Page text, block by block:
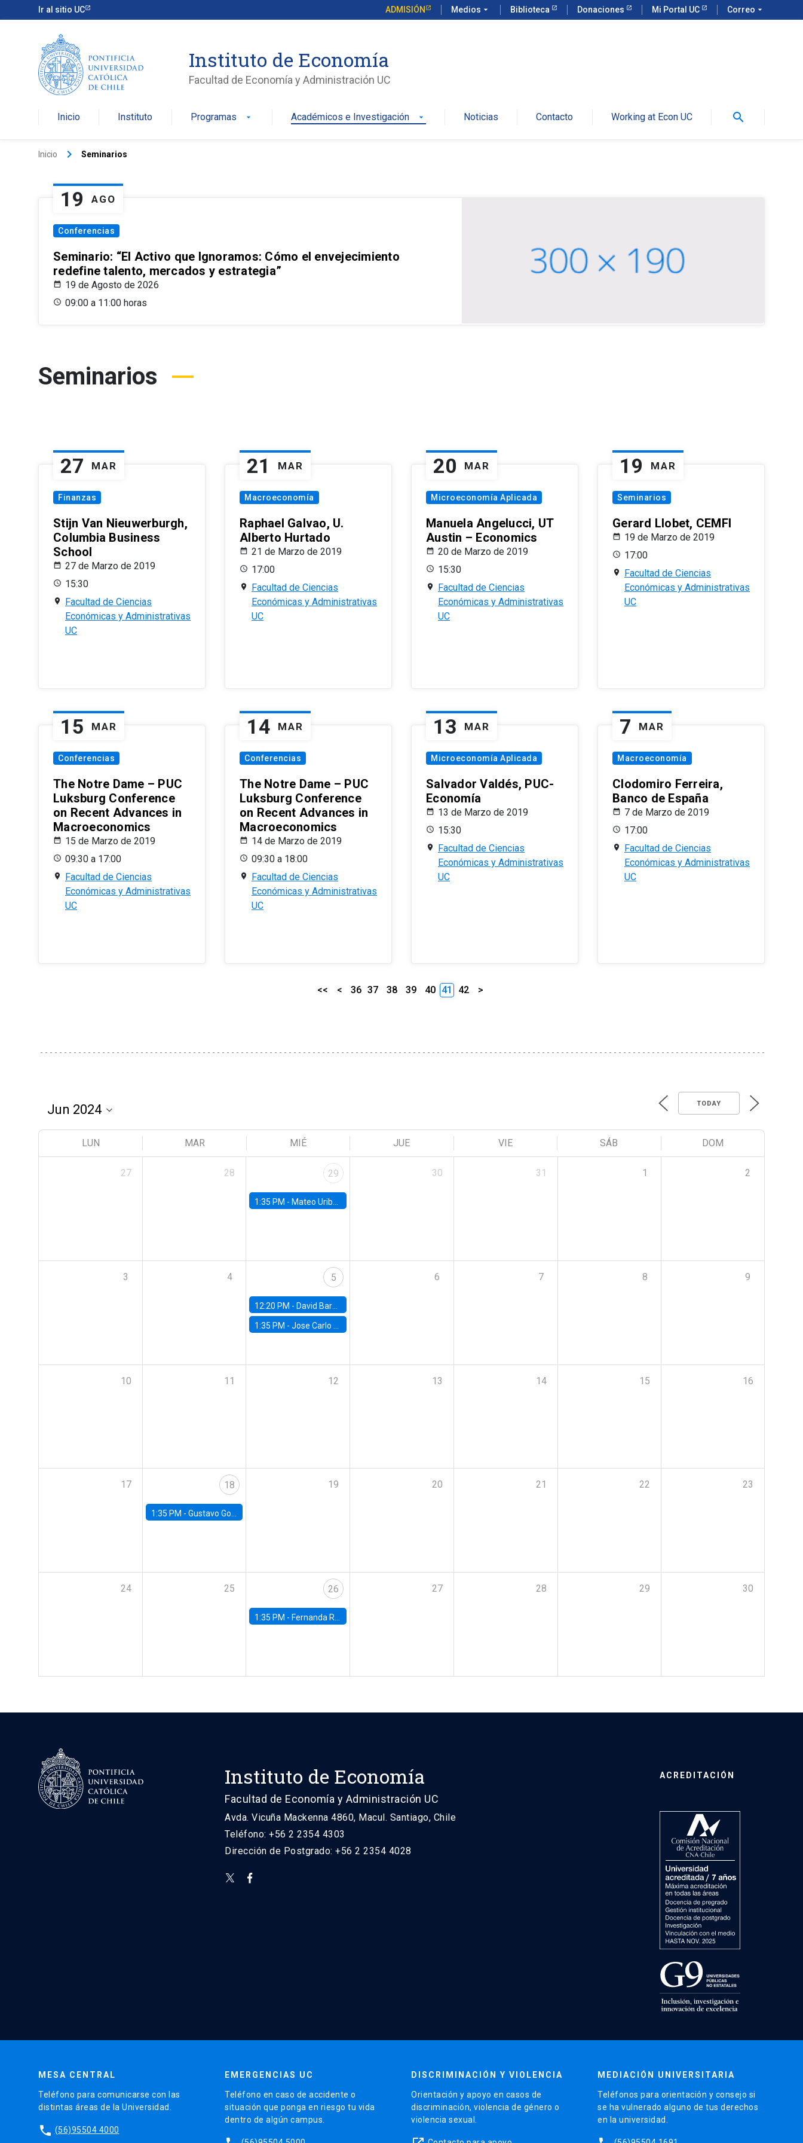
Ir al sitio UC ADMISIÓN Medios arrow_drop_down Biblioteca Donaciones Mi Portal UC Correo arrow_drop_down
Instituto de Economía
Facultad de Economía y Administración UC
Inicio Instituto Programas arrow_drop_down Académicos e Investigación arrow_drop_down Noticias Contacto Working at Econ UC search
Inicio keyboard_arrow_right Seminarios
19 AGO
Conferencias
Seminario: “El Activo que Ignoramos: Cómo el envejecimiento
redefine talento, mercados y estrategia”
19 de Agosto de 2026
09:00 a 11:00 horas
Seminarios
27 MAR
Finanzas
Stijn Van Nieuwerburgh,
Columbia Business
School
27 de Marzo de 2019
15:30
Facultad de Ciencias
Económicas y Administrativas
UC
21 MAR
Macroeconomía
Raphael Galvao, U.
Alberto Hurtado
21 de Marzo de 2019
17:00
Facultad de Ciencias
Económicas y Administrativas
UC
20 MAR
Microeconomía Aplicada
Manuela Angelucci, UT
Austin – Economics
20 de Marzo de 2019
15:30
Facultad de Ciencias
Económicas y Administrativas
UC
19 MAR
Seminarios
Gerard Llobet, CEMFI
19 de Marzo de 2019
17:00
Facultad de Ciencias
Económicas y Administrativas
UC
15 MAR
Conferencias
The Notre Dame – PUC
Luksburg Conference
on Recent Advances in
Macroeconomics
15 de Marzo de 2019
09:30 a 17:00
Facultad de Ciencias
Económicas y Administrativas
UC
14 MAR
Conferencias
The Notre Dame – PUC
Luksburg Conference
on Recent Advances in
Macroeconomics
14 de Marzo de 2019
09:30 a 18:00
Facultad de Ciencias
Económicas y Administrativas
UC
13 MAR
Microeconomía Aplicada
Salvador Valdés, PUC-
Economía
13 de Marzo de 2019
15:30
Facultad de Ciencias
Económicas y Administrativas
UC
7 MAR
Macroeconomía
Clodomiro Ferreira,
Banco de España
7 de Marzo de 2019
17:00
Facultad de Ciencias
Económicas y Administrativas
UC
<< < 36 37 38 39 40 41 42 >
TODAY
LUN MAR MIÉ JUE VIE SÁB DOM
27 28 29
1:35 PM - Mateo Uribe-Castro, Universidad de los Andes (Colombia)
30 31 1 2
3 4 5
12:20 PM - David Bardey, Universidad de los Andes - CEDE
1:35 PM -Jose Carlo Bermudez, UC (ME) & World Bank
6 7 8 9
10 11 12 13 14 15 16
17 18
1:35 PM - Gustavo González, Banco Central de Chile
19 20 21 22 23
24 25 26
1:35 PM - Fernanda Rojas Ampuero, University of Wisconsin-Madison
27 28 29 30
Instituto de Economía
Facultad de Economía y Administración UC
Avda. Vicuña Mackenna 4860, Macul. Santiago, Chile
Teléfono: +56 2 2354 4303
Dirección de Postgrado: +56 2 2354 4028
ACREDITACIÓN
MESA CENTRAL
Teléfono para comunicarse con las
distintas áreas de la Universidad.
phone (56)95504 4000
EMERGENCIAS UC
Teléfono en caso de accidente o
situación que ponga en riesgo tu vida
dentro de algún campus.
DISCRIMINACIÓN Y VIOLENCIA
Orientación y apoyo en casos de
discriminación, violencia de género o
violencia sexual.
MEDIACIÓN UNIVERSITARIA
Teléfonos para orientación y consejo si
se ha vulnerado alguno de tus derechos
en la universidad.